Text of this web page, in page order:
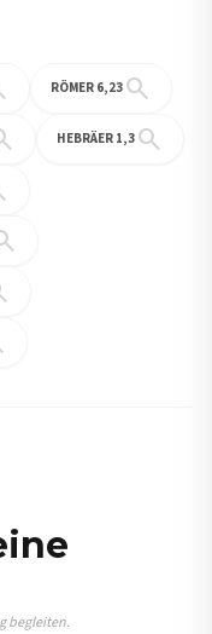
RÖMER 6,23 search
HEBRÄER 1,3 search
begleiten.